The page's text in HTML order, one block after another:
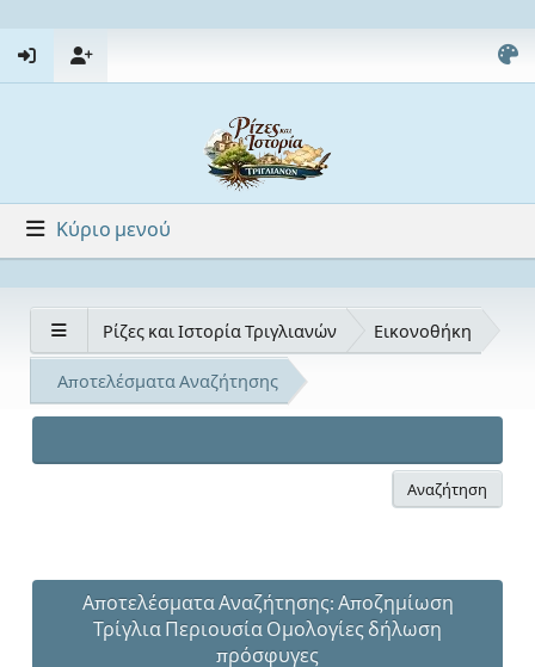
Κύριο μενού
Ρίζες και Ιστορία Τριγλιανών Εικονοθήκη
Αποτελέσματα Αναζήτησης
Αναζήτηση
Αποτελέσματα Αναζήτησης: Αποζημίωση
Τρίγλια Περιουσία Ομολογίες δήλωση
πρόσφυγες